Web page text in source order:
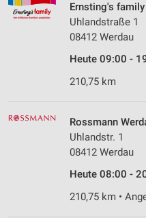
Ernsting's
Uhlandstraße 1
08412 Werdau
Heute 09:00 -
210,75 km
Rossmann
Uhlandstr. 1
08412 Werdau
Heute 08:00 -
210,75 km •